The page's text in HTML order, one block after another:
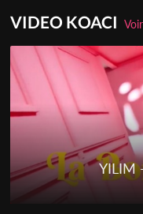
VIDEO KOACI
YILIM